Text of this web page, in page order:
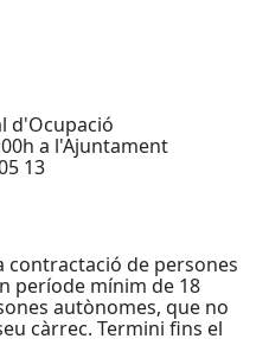
d'Ocupació
a l'Ajuntament
13
contractació de persones
període mínim de 18
autònomes, que no
càrrec. Termini fins el